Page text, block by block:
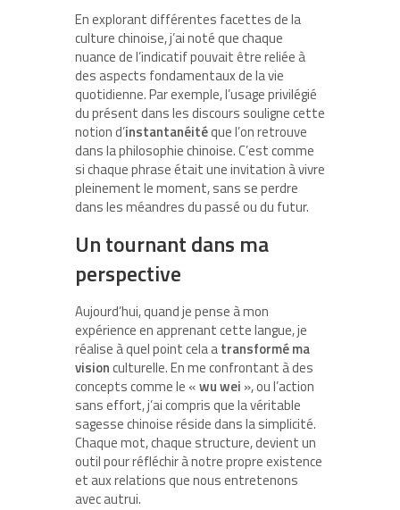
En explorant différentes facettes de la
culture chinoise, j’ai noté que chaque
nuance de l’indicatif pouvait être reliée à
des aspects fondamentaux de la vie
quotidienne. Par exemple, l’usage privilégié
du présent dans les discours souligne cette
notion d’instantanéitéque l’on retrouve
dans la philosophie chinoise. C’est comme
si chaque phrase était une invitation à vivre
pleinement le moment, sans se perdre
dans les méandres du passé ou du futur.
Un tournant dans ma
perspective
Aujourd’hui, quand je pense à mon
expérience en apprenant cette langue, je
réalise à quel point cela atransformé ma
visionculturelle. En me confrontant à des
concepts comme le «wu wei », ou l’action
sans effort, j’ai compris que la véritable
sagesse chinoise réside dans la simplicité.
Chaque mot, chaque structure, devient un
outil pour réfléchir à notre propre existence
et aux relations que nous entretenons
avec autrui.